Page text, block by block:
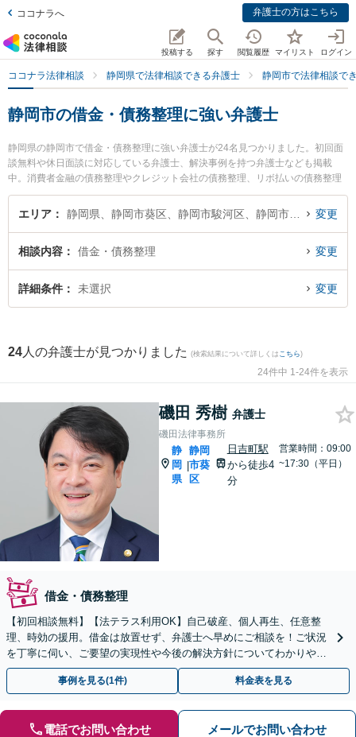
ココナラへ 弁護士の方はこちら
投稿する 探す 閲覧履歴 マイリスト ログイン
ココナラ法律相談 静岡県で法律相談できる弁護士 静岡市で法律相談で
静岡市の借金・債務整理に強い弁護士
静岡県の静岡市で借金・債務整理に強い弁護士が24名見つかりました。初回面
談無料や休日面談に対応している弁護士、解決事例を持つ弁護士なども掲載
中。消費者金融の債務整理やクレジット会社の債務整理、リボ払いの債務整理
等の細かな分野での絞り込み検索もでき便利です。特に磯田法律事務所の磯田
秀樹弁護士や弁護士法人GoDo 静岡合同法律事務所の守屋 典弁護士、静岡法律
すぐに弁護士に相談したい』『借金・債務整理のトラブル解決の実績豊富な近
くの弁護士を検索したい』『初回相談無料で借金・債務整理を法律相談できる
静岡市内の弁護士に相談予約したい』などでお困りの相談者さんにおすすめで
エリア 変更
相談内容 借金・債務整理 変更
詳細条件 未選択 変更
24 人の弁護士が見つかりました (検索結果について詳しくは こちら)
24件中 1-24件を表示
磯田 秀樹 弁護士
磯田法律事務所
静
岡
県
|
静岡
市葵
区
日吉町駅
から徒歩4
分
営業時間：09:00
~17:30（平日）
借金・債務整理
【初回相談無料】【法テラス利用OK】自己破産、個人再生、任意整
理、時効の援用。借金は放置せず、弁護士へ早めにご相談を！ご状況
を丁寧に伺い、ご要望の実現性や今後の解決方針についてわかりやす
く丁寧にご説明します【完全個室】
事例を見る(1件) 料金表を見る
電話でお問い合わせ メールでお問い合わせ